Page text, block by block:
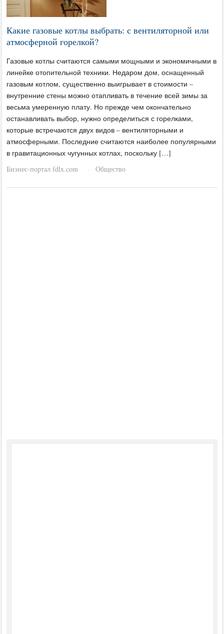
Какие газовые котлы выбрать: с вентиляторной или
атмосферной горелкой?
Газовые котлы считаются самыми мощными и экономичными в
линейке отопительной техники. Недаром дом, оснащенный
газовым котлом, существенно выигрывает в стоимости –
внутренние стены можно отапливать в течение всей зимы за
весьма умеренную плату. Но прежде чем окончательно
останавливать выбор, нужно определиться с горелками,
которые встречаются двух видов – вентиляторными и
атмосферными. Последние считаются наиболее популярными
в гравитационных чугунных котлах, поскольку […]
Бизнес-портал fdlx.com
· Общество